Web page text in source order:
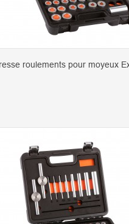
roulements pour moyeux